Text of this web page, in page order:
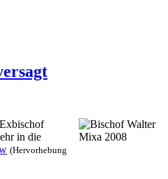
Exbischof
in die
(Hervorhebung